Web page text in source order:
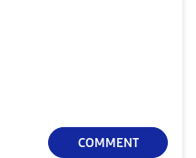
COMMENT